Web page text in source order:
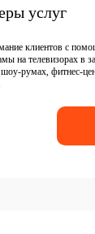
услуг
клиентов с
на телевизорах в
румах, фитнес-